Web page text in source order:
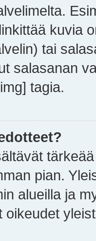
kuvia
tai
salasanan
tagia.
pian.
alueilla ja
oikeudet